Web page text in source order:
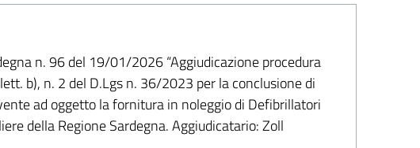
n. 96 del 19/01/2026 “Aggiudicazione procedura
b), n. 2 del D.Lgs n. 36/2023 per la conclusione di
ad oggetto la fornitura in noleggio di Defibrillatori
della Regione Sardegna. Aggiudicatario: Zoll